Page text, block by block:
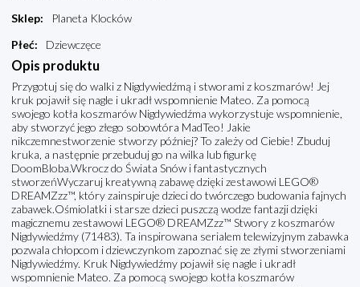
Sklep:
Planeta Klocków
Płeć: Dziewczęce
Opis produktu
Przygotuj się do walki z Nigdywiedźmą i stworami z koszmarów! Jej
kruk pojawił się nagle i ukradł wspomnienie Mateo. Za pomocą
swojego kotła koszmarów Nigdywiedźma wykorzystuje wspomnienie,
aby stworzyć jego złego sobowtóra MadTeo! Jakie
nikczemnestworzenie stworzy później? To zależy od Ciebie! Zbuduj
kruka, a następnie przebuduj go na wilka lub figurkę
DoomBloba.Wkrocz do Świata Snów i fantastycznych
stworzeńWyczaruj kreatywną zabawę dzięki zestawowi LEGO®
DREAMZzz™, który zainspiruje dzieci do twórczego budowania fajnych
zabawek.Ośmiolatki i starsze dzieci puszczą wodze fantazji dzięki
magicznemu zestawowi LEGO® DREAMZzz™ Stwory z koszmarów
Nigdywiedźmy (71483). Ta inspirowana serialem telewizyjnym zabawka
pozwala chłopcom i dziewczynkom zapoznać się ze złymi stworzeniami
Nigdywiedźmy. Kruk Nigdywiedźmy pojawił się nagle i ukradł
wspomnienie Mateo. Za pomocą swojego kotła koszmarów